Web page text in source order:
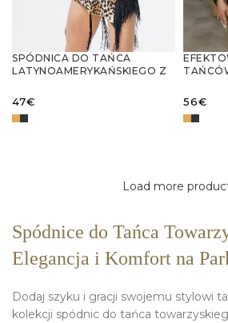
SPÓDNICA DO TAŃCA
LATYNOAMERYKAŃSKIEGO Z
NA PARKIECIE
47€ 56€
Load more
Spódnice do Tańca
Elegancja i Komfort na
Dodaj szyku i gracji swojemu stylowi
kolekcji spódnic do tańca